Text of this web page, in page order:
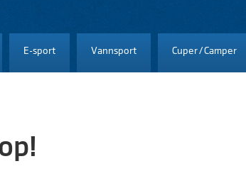
E-sport Vannsport Cuper / Camper